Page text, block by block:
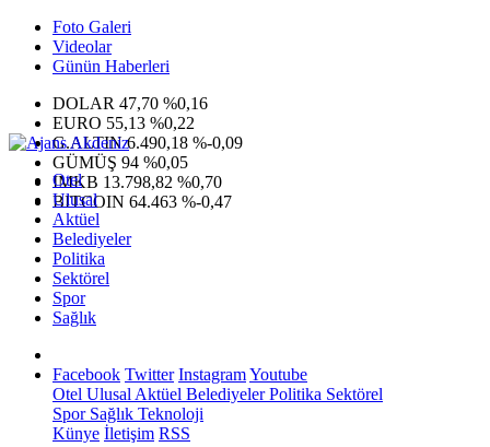
Foto Galeri
Videolar
Günün Haberleri
DOLAR 47,70 %0,16
EURO 55,13 %0,22
G.ALTIN6.490,18 %-0,09
GÜMÜŞ 94 %0,05
IMKB 13.798,82 %0,70
BITCOIN 64.463 %-0,47
Otel
Ulusal
Aktüel
Belediyeler
Politika
Sektörel
Spor
Sağlık
Facebook Twitter InstagramYoutube
Otel Ulusal Aktüel BelediyelerPolitika Sektörel
SporSağlık Teknoloji
Künye İletişim RSS